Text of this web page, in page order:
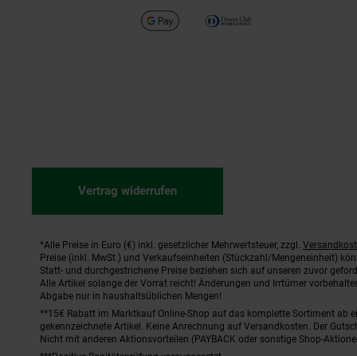
Vertrag widerrufen
Fußnoten
*Alle Preise in Euro (€) inkl. gesetzlicher Mehrwertsteuer, zzgl.
Preise (inkl. MwSt.) und Verkaufseinheiten (Stückzahl/Mengeneinheit)
Statt- und durchgestrichene Preise beziehen sich auf unseren zuvor
Alle Artikel solange der Vorrat reicht! Änderungen und Irrtümer
Abgabe nur in haushaltsüblichen Mengen!
**15€ Rabatt im Marktkauf Online-Shop auf das komplette Sortiment ab
gekennzeichnete Artikel. Keine Anrechnung auf Versandkosten. Der
Nicht mit anderen Aktionsvorteilen (PAYBACK oder sonstige Shop-